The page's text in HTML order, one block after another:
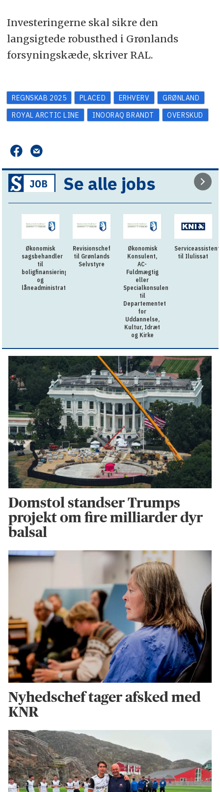
Investeringerne skal sikre den
langsigtede robusthed i Grønlands
forsyningskæde, skriver RAL.
REGNSKAB 2025 PLACED ERHVERV
GRØNLAND
ROYAL ARCTIC LINE
INOORAQ BRANDT OVERSKUD
Se alle jobs
Økonomisk
sagsbehandler
til
boligfinansiering
og
låneadministration
Revisionschef
til Grønlands
Selvstyre
Økonomisk
Konsulent,
AC-
Fuldmægtig
eller
Specialkonsulent
til
Departementet
for
Uddannelse,
Kultur, Idræt
og Kirke
Serviceassistent
til Ilulissat
Domstol standser Trumps
projekt om fire milliarder dyr
balsal
Nyhedschef tager afsked med
KNR